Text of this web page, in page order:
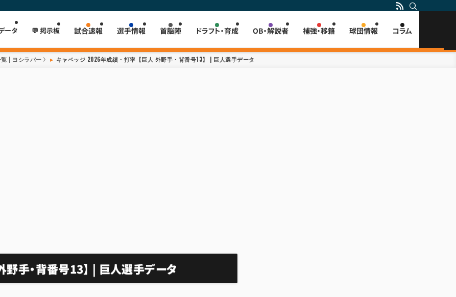
ータ 💬 掲示板 試合速報 選手情報 首脳陣 ドラフト・育成 OB・解説者 補強・移籍 球団情報 コラム
| ヨシラバー キャベッジ 2026年成績・打率【巨人 外野手・背番号13】 | 巨人選手データ
野手・背番号13】 | 巨人選手データ